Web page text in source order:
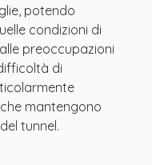
potendo
condizioni di
preoccupazioni
di
mantengono
tunnel.